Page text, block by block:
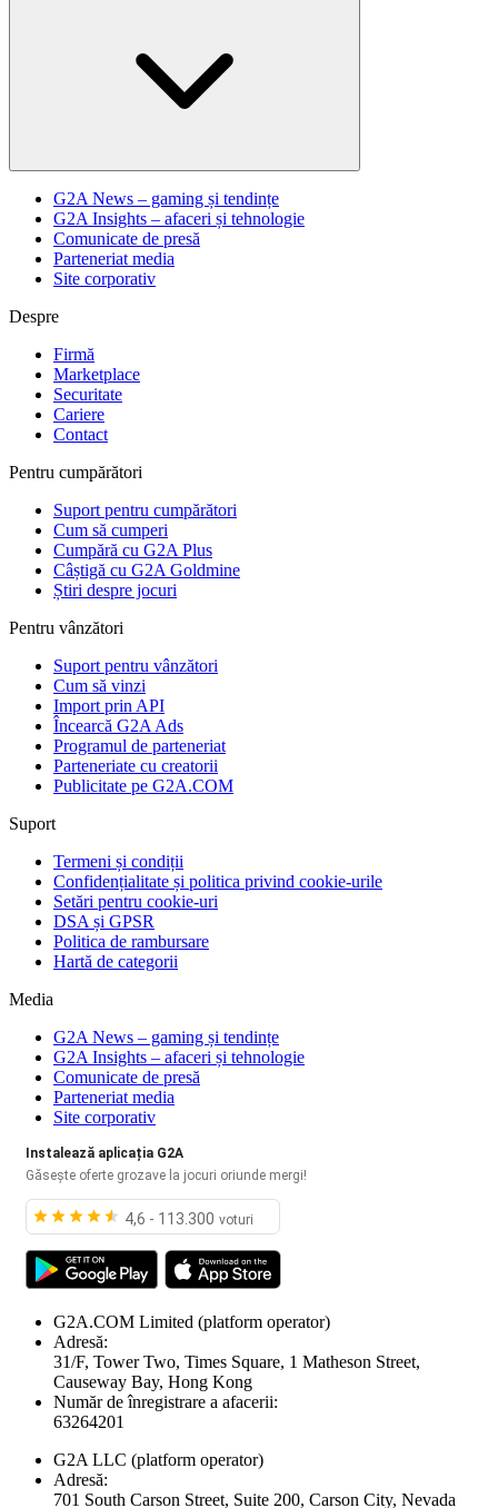
G2A News – gaming și tendințe
G2A Insights – afaceri și tehnologie
Comunicate de presă
Parteneriat media
Site corporativ
Despre
Firmă
Marketplace
Securitate
Cariere
Contact
Pentru cumpărători
Suport pentru cumpărători
Cum să cumperi
Cumpără cu G2A Plus
Câștigă cu G2A Goldmine
Știri despre jocuri
Pentru vânzători
Suport pentru vânzători
Cum să vinzi
Import prin API
Încearcă G2A Ads
Programul de parteneriat
Parteneriate cu creatorii
Publicitate pe G2A.COM
Suport
Termeni și condiții
Confidențialitate și politica privind cookie-urile
Setări pentru cookie-uri
DSA și GPSR
Politica de rambursare
Hartă de categorii
Media
G2A News – gaming și tendințe
G2A Insights – afaceri și tehnologie
Comunicate de presă
Parteneriat media
Site corporativ
Instalează aplicația G2A
Găsește oferte grozave la jocuri oriunde mergi!
4,6 - 113.300 voturi
G2A.COM Limited (platform operator)
Adresă:
31/F, Tower Two, Times Square, 1 Matheson Street,
Causeway Bay, Hong Kong
Număr de înregistrare a afacerii:
63264201
G2A LLC (platform operator)
Adresă:
701 South Carson Street, Suite 200, Carson City, Nevada